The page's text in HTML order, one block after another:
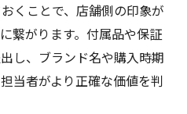
くことで、店舗側の印象が
繋がります。付属品や保証
し、ブランド名や購入時期
当者がより正確な価値を判